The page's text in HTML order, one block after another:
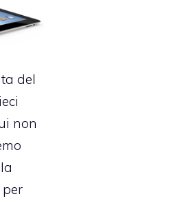
del
non